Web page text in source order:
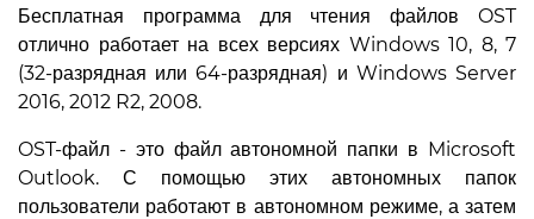
Бесплатная программа для чтения файлов OST
отлично работает на всех версиях Windows 10, 8, 7
(32-разрядная или 64-разрядная) и Windows Server
2016, 2012 R2, 2008.
OST-файл - это файл автономной папки в Microsoft
Outlook. С помощью этих автономных папок
пользователи работают в автономном режиме, а затем